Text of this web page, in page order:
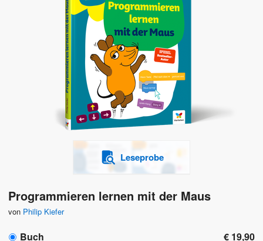
Leseprobe
Programmieren lernen mit der Maus
von Philip Kiefer
Buch € 19,90